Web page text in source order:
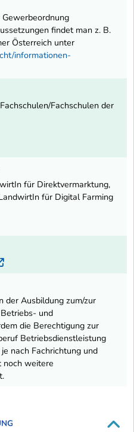
findet man z. B.
Österreich unter
informationen-
Fachschulen der
für Direktvermarktung,
für Digital Farming
Externer Link
der Ausbildung zum/zur
und
die Berechtigung zur
Betriebsdienstleistung
nach Fachrichtung und
noch weitere